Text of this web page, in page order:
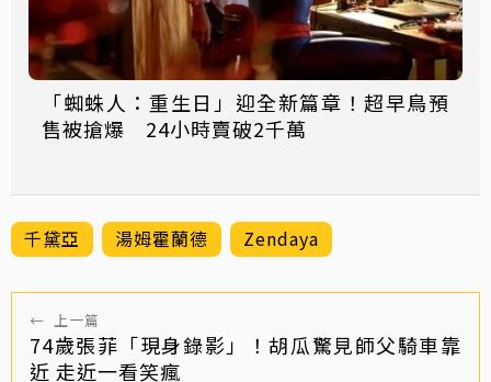
「蜘蛛人：重生日」迎全新篇章！超早鳥預
售被搶爆 24小時賣破2千萬
千黛亞 湯姆霍蘭德 Zendaya
← 上一篇
74歲張菲「現身錄影」！胡瓜驚見師父騎車靠
近 走近一看笑瘋